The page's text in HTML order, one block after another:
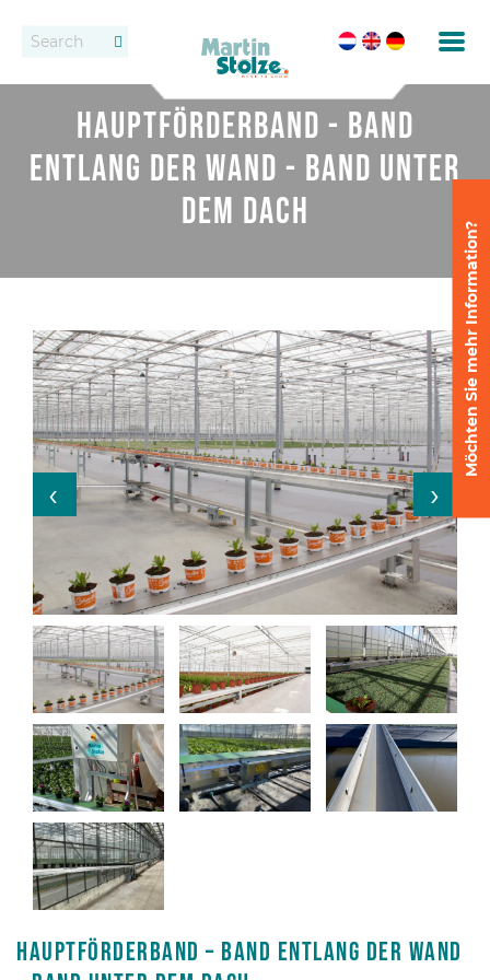
Hauptförderband - Band
entlang der Wand - Band unter
dem Dach
Hauptförderband – Band entlang der Wand
Möchten Sie mehr Information?
Förderbänder
Rollenbahnen
Absetzen und Auseinanderstellen
Liefern
Liefersysteme
Kartontransport
Verpacken - Einpacken - Sortieren
Zubehör
Kontakt
Händlern